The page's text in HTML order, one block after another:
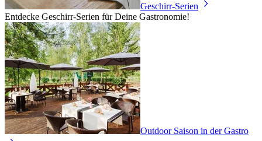
Geschirr-Serien
Entdecke Geschirr-Serien für Deine Gastronomie!
Outdoor Saison in der Gastro